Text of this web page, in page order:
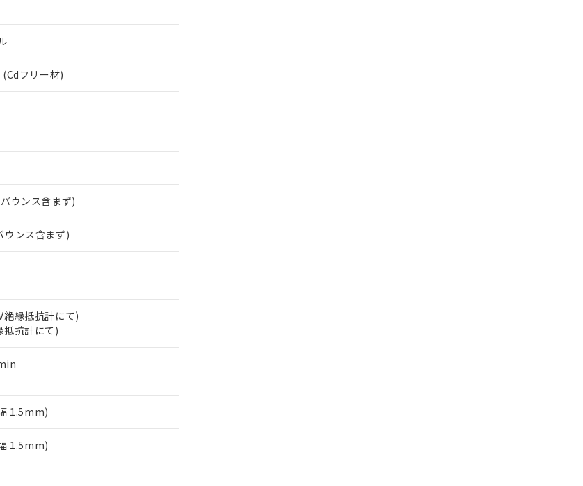
フリー材)
ウンス含まず)
ウンス含まず)
縁抵抗計にて)
抵抗計にて)
1.5mm)
1.5mm)
品の中には、本サービスの対象外となる商品もあることをご了承ください。
照会結果は、記載している更新日時点での社内データに基づき作成されるも
点での実際の在庫および標準価格とは異なる場合があることをご了承くださ
準価格はお客様のお取引先、またはお客様担当のオムロン制御機器販売店・
さい。
や当社販売拠点は「販売ネットワーク
結果を当社の事前の承諾なく第三者に漏洩または開示しないようお願いしま
スト作成サービス）をご利用いただくには、I-Webメンバーズにご登録され
上で当社にご登録された部品リストについて、当社および当社の共同利用者
スに関するお客様との取引・商談に必要な範囲で利用することをご了承くだ
、
10物質）の非含有に対応した製品が提供可能な商品です。
物質）の非含有に対応した製品に切り替える予定のある商品です。
（10物質）の非含有に非対応の商品で、対応品を出す予定はありません。
（10物質）の非含有の対応状況を調査中または確認中の商品です。
無形物で、有害物質有無と関係のない商品です。
有部品としていたものが、含有品と判明した場合などやむを得ず変更すること
臭化ビフェニル類(PBB) 1000ppm以下、ポリ臭化ジフェニルエーテル類(PBDE) 1000ppm以下、
別名：DOP) 1000ppm以下、フタル酸ブチルベンジル（BBP） 1000ppm以下、フタル酸ジブチ
ジイソブチル (DIBP) 1000ppm以下
御機器に対する適用除外項目は除く。
より、予定月が前後することがあります。
ード
ードすることができます。
含有証明書
基準）
有を証明するもので、過去に遡って非含有を証明するものではありません。
ステル類４物質の対応では、対応完了までの期間は出荷製品に未対応品が
日を記載しておりました。
切替を完了していることから、特段のことがない限り、2022年1月12日よ
：
DIBP(フタル酸ジイソブチル) : 1000ppm、 BBP(フタル酸ブチルベンジル) : 1000ppm、
すべてが基準値以下であることを示します。
いて有害物質が外部に漏えいし、環境に深刻な影響を及ぼさない年数を意
部門へお問い合わせください。
ります。
る場合は、完全に破砕するなど、違法に輸出されないよう必要な手段を講じ
器、ミサイル、化学兵器、生物兵器またはその他武器並びにこれらの製造装
せん。
者に販売する場合は、上記1、2および3の内容を当該第三者に通知します。
び販売に係わる関係者が違法に輸出するおそれがある場合は、取り引きをい
合意する
り
が在庫あり
状況については、お客様のお取引先、またはお客様担当のオムロン制御
売員にご確認ください)
在庫状況の情報を公開していない機種